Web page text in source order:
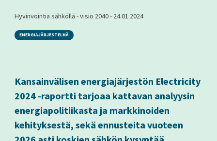
Hyvinvointia sähköllä - visio 2040- 24.01.2024
ENERGIAJÄRJESTELMÄ
Kansainvälisen energiajärjestön Electricity
2024 -raportti tarjoaa kattavan analyysin
energiapolitiikasta ja markkinoiden
kehityksestä, sekä ennusteita vuoteen